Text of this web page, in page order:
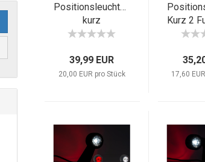
Positionsleuchten
kurz
39,99 EUR
20,00 EUR pro Stück
Kurz 2
12V
17,60